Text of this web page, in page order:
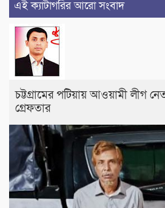
এই ক্যাটাগরির আরো সংবাদ
চট্টগ্রামের পটিয়ায় আওয়ামী লীগ
গ্রেফতার